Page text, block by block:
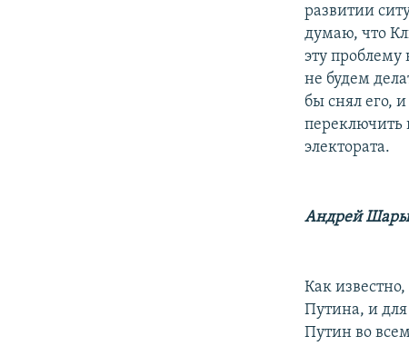
развитии
думаю, что
эту проблему
не будем
бы снял его,
переключить
электората.
Андрей
Как
Путина, и
Путин во